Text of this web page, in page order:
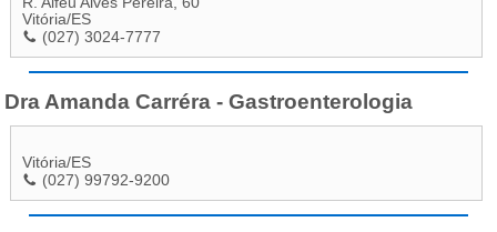
Vitória/ES
(027) 3024-7777
Dra Amanda Carréra - Gastroenterologia
Vitória/ES
(027) 99792-9200